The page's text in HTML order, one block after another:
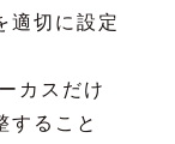
適切に設定
カスだけ
すること